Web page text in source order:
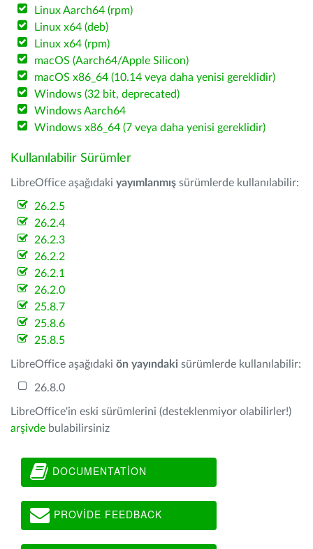
Linux Aarch64 (rpm)
Linux x64 (deb)
Linux x64 (rpm)
macOS (Aarch64/Apple Silicon)
macOS x86_64 (10.14 veya daha yenisi gereklidir)
Windows (32 bit, deprecated)
Windows Aarch64
Windows x86_64 (7 veya daha yenisi gereklidir)
Kullanılabilir Sürümler
LibreOffice aşağıdaki yayımlanmış sürümlerde kullanılabilir:
26.2.5
26.2.4
26.2.3
26.2.2
26.2.1
26.2.0
25.8.7
25.8.6
25.8.5
LibreOffice aşağıdaki ön yayındaki sürümlerde kullanılabilir:
26.8.0
LibreOffice'in eski sürümlerini (desteklenmiyor olabilirler!)
arşivde bulabilirsiniz
DOCUMENTATION
PROVIDE FEEDBACK